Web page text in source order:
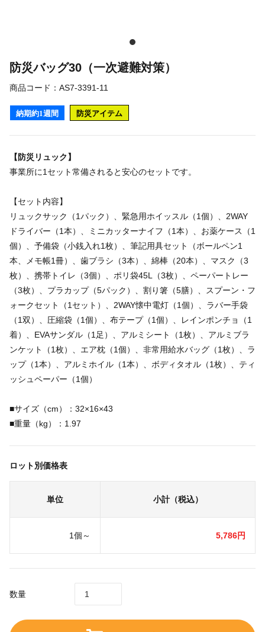
防災バッグ30（一次避難対策）
商品コード： AS7-3391-11
納期約1週間 防災アイテム
【防災リュック】
事業所に1セット常備されると安心のセットです。
【セット内容】
リュックサック（1パック）、緊急用ホイッスル（1個）、2WAY
ドライバー（1本）、ミニカッターナイフ（1本）、お薬ケース（1
個）、予備袋（小銭入れ1枚）、筆記用具セット（ボールペン1
本、メモ帳1冊）、歯ブラシ（3本）、綿棒（20本）、マスク（3
枚）、携帯トイレ（3個）、ポリ袋45L（3枚）、ペーパートレー
（3枚）、プラカップ（5パック）、割り箸（5膳）、スプーン・フ
ォークセット（1セット）、2WAY懐中電灯（1個）、ラバー手袋
（1双）、圧縮袋（1個）、布テープ（1個）、レインポンチョ（1
着）、EVAサンダル（1足）、アルミシート（1枚）、アルミブラ
ンケット（1枚）、エア枕（1個）、非常用給水バッグ（1枚）、ラ
ップ（1本）、アルミホイル（1本）、ボディタオル（1枚）、ティ
ッシュペーパー（1個）
■サイズ（cm）：32×16×43
■重量（kg）：1.97
ロット別価格表
単位 小計（税込）
1個～ 5,786円
数量